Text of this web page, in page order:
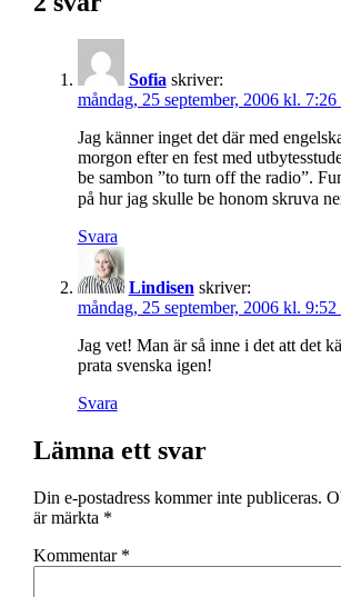
Sofia skriver:
måndag, 25 september, 2006 kl. 7:26
Jag känner inget det där med
morgon efter en fest med
be sambon ”to turn off the radio”.
på hur jag skulle be honom skruva
Svara
Lindisen skriver:
måndag, 25 september, 2006 kl. 9:52
Jag vet! Man är så inne i det att det
prata svenska igen!
Svara
Lämna ett svar
Din e-postadress kommer inte publiceras.
är märkta *
Kommentar *